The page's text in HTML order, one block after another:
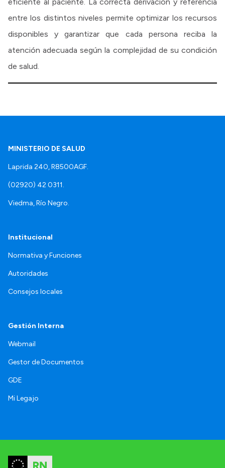
entre los distintos niveles permite optimizar los recursos
disponibles y garantizar que cada persona reciba la
atención adecuada según la complejidad de su condición
de salud.
MINISTERIO DE SALUD
Laprida 240, R8500AGF.
(02920) 42 0311.
Viedma, Río Negro.
Institucional
Normativa y Funciones
Autoridades
Consejos locales
Gestión Interna
Webmail
Gestor de Documentos
GDE
Mi Legajo